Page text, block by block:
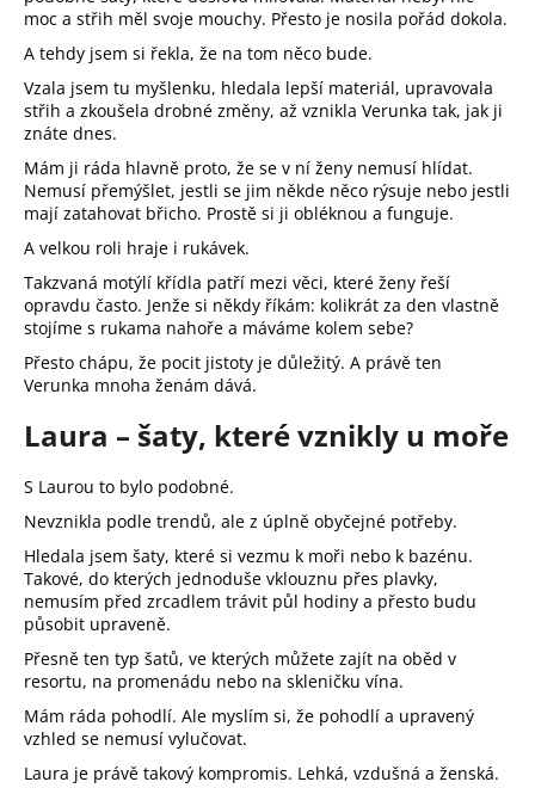
moc a střih měl svoje mouchy. Přesto je nosila pořád dokola.
A tehdy jsem si řekla, že na tom něco bude.
Vzala jsem tu myšlenku, hledala lepší materiál, upravovala
střih a zkoušela drobné změny, až vznikla Verunka tak, jak ji
znáte dnes.
Mám ji ráda hlavně proto, že se v ní ženy nemusí hlídat.
Nemusí přemýšlet, jestli se jim někde něco rýsuje nebo jestli
mají zatahovat břicho. Prostě si ji obléknou a funguje.
A velkou roli hraje i rukávek.
Takzvaná motýlí křídla patří mezi věci, které ženy řeší
opravdu často. Jenže si někdy říkám: kolikrát za den vlastně
stojíme s rukama nahoře a máváme kolem sebe?
Přesto chápu, že pocit jistoty je důležitý. A právě ten
Verunka mnoha ženám dává.
Laura – šaty, které vznikly u moře
S Laurou to bylo podobné.
Nevznikla podle trendů, ale z úplně obyčejné potřeby.
Hledala jsem šaty, které si vezmu k moři nebo k bazénu.
Takové, do kterých jednoduše vklouznu přes plavky,
nemusím před zrcadlem trávit půl hodiny a přesto budu
působit upraveně.
Přesně ten typ šatů, ve kterých můžete zajít na oběd v
resortu, na promenádu nebo na skleničku vína.
Mám ráda pohodlí. Ale myslím si, že pohodlí a upravený
vzhled se nemusí vylučovat.
Laura je právě takový kompromis. Lehká, vzdušná a ženská.